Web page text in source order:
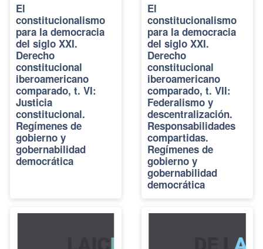
El
constitucionalismo
para la democracia
del siglo XXI.
Derecho
constitucional
iberoamericano
comparado, t. VI:
Justicia
constitucional.
Regímenes de
gobierno y
gobernabilidad
democrática
El
constitucionalismo
para la democracia
del siglo XXI.
Derecho
constitucional
iberoamericano
comparado, t. VII:
Federalismo y
descentralización.
Responsabilidades
compartidas.
Regímenes de
gobierno y
gobernabilidad
democrática